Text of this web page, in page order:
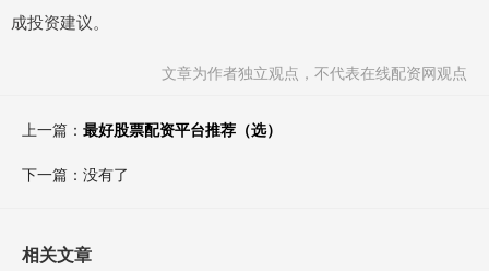
成投资建议。
文章为作者独立观点，不代表在线配资网观点
上一篇： 最好股票配资平台推荐（选）
下一篇：没有了
相关文章